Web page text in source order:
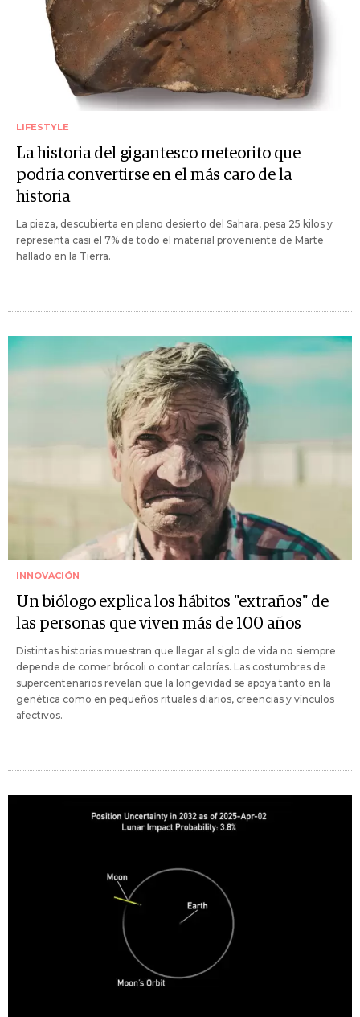
LIFESTYLE
La historia del gigantesco meteorito que
podría convertirse en el más caro de la
historia
La pieza, descubierta en pleno desierto del Sahara, pesa 25 kilos y
representa casi el 7% de todo el material proveniente de Marte
hallado en la Tierra.
INNOVACIÓN
Un biólogo explica los hábitos "extraños" de
las personas que viven más de 100 años
Distintas historias muestran que llegar al siglo de vida no siempre
depende de comer brócoli o contar calorías. Las costumbres de
supercentenarios revelan que la longevidad se apoya tanto en la
genética como en pequeños rituales diarios, creencias y vínculos
afectivos.